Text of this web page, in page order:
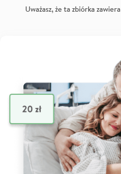
Uważasz, że ta zbiórka zawiera